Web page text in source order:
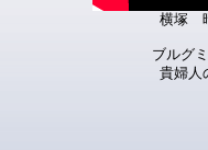
横塚
ブルグ
貴婦人